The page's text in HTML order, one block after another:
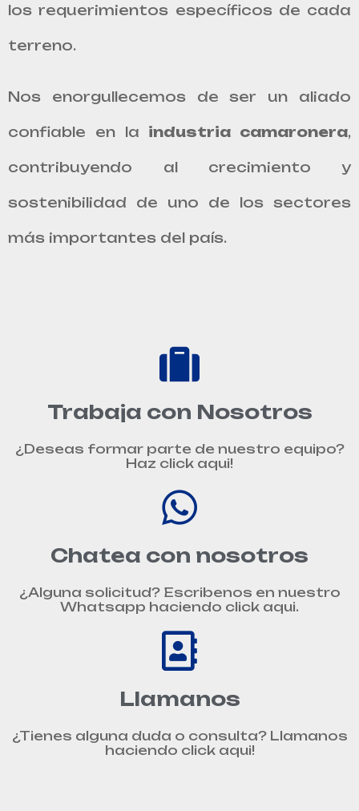
los requerimientos específicos de cada
terreno.
Nos enorgullecemos de ser un aliado
confiable en la industria camaronera,
contribuyendo al crecimiento y
sostenibilidad de uno de los sectores
más importantes del país.
Trabaja con Nosotros
¿Deseas formar parte de nuestro equipo?
Haz click aqui!
Chatea con nosotros
¿Alguna solicitud? Escribenos en nuestro
Whatsapp haciendo click aqui.
Llamanos
¿Tienes alguna duda o consulta? Llamanos
haciendo click aqui!